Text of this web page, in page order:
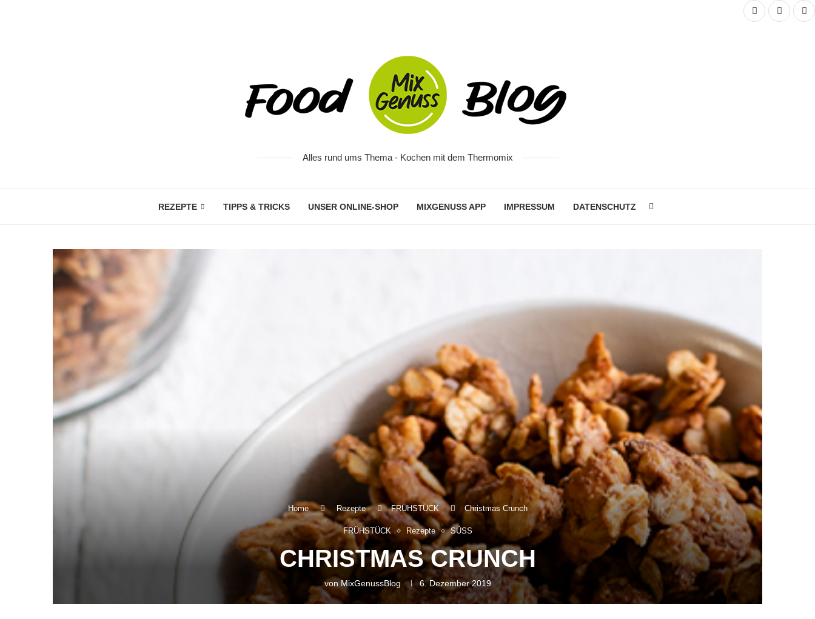
Alles rund ums Thema - Kochen mit dem Thermomix
REZEPTE TIPPS & TRICKS UNSER ONLINE-SHOP MIXGENUSS APP IMPRESSUM DATENSCHUTZ
Home Rezepte FRÜHSTÜCK Christmas Crunch
FRÜHSTÜCK Rezepte SÜSS
CHRISTMAS CRUNCH
von MixGenussBlog 6. Dezember 2019